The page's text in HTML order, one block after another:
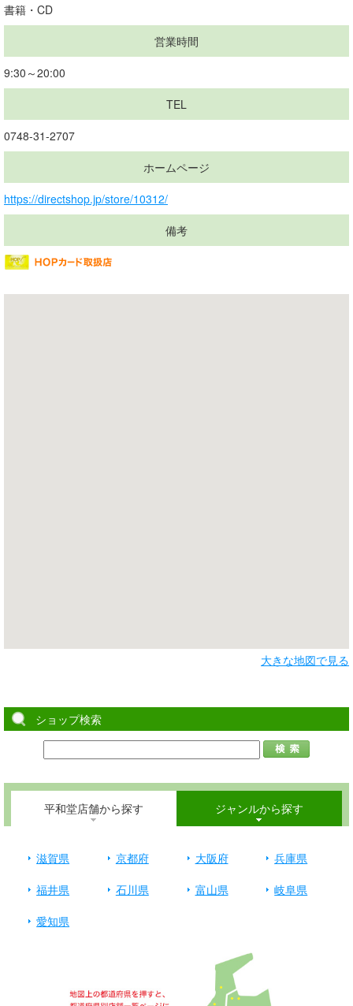
書籍・CD
営業時間
9:30～20:00
TEL
0748-31-2707
ホームページ
https://directshop.jp/store/10312/
備考
大きな地図で見る
ショップ検索
平和堂店舗から探す ジャンルから探す
滋賀県 京都府 大阪府
兵庫県
福井県
石川県 富山県
岐阜県
愛知県